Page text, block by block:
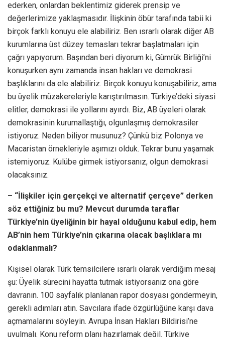
ederken, onlardan beklentimiz giderek prensip ve
değerlerimize yaklaşmasıdır. İlişkinin öbür tarafında tabii ki
birçok farklı konuyu ele alabiliriz. Ben ısrarlı olarak diğer AB
kurumlarına üst düzey temasları tekrar başlatmaları için
çağrı yapıyorum. Başından beri diyorum ki, Gümrük Birliği’ni
konuşurken aynı zamanda insan hakları ve demokrasi
başlıklarını da ele alabiliriz. Birçok konuyu konuşabiliriz, ama
bu üyelik müzakereleriyle karıştırılmasın. Türkiye’deki siyasi
elitler, demokrasi ile yollarını ayırdı. Biz, AB üyeleri olarak
demokrasinin kurumallaştığı, olgunlaşmış demokrasiler
istiyoruz. Neden biliyor musunuz? Çünkü biz Polonya ve
Macaristan örnekleriyle aşımızı olduk. Tekrar bunu yaşamak
istemiyoruz. Kulübe girmek istiyorsanız, olgun demokrasi
olacaksınız.
– “İlişkiler için gerçekçi ve alternatif çerçeve” derken
söz ettiğiniz bu mu? Mevcut durumda taraflar
Türkiye’nin üyeliğinin bir hayal olduğunu kabul edip, hem
AB’nin hem Türkiye’nin çıkarına olacak başlıklara mı
odaklanmalı?
Kişisel olarak Türk temsilcilere ısrarlı olarak verdiğim mesaj
şu: Üyelik sürecini hayatta tutmak istiyorsanız ona göre
davranın. 100 sayfalık planlanan rapor dosyası göndermeyin,
gerekli adımları atın. Savcılara ifade özgürlüğüne karşı dava
açmamalarını söyleyin. Avrupa İnsan Hakları Bildirisi’ne
uyulmalı. Konu reform planı hazırlamak değil. Türkiye